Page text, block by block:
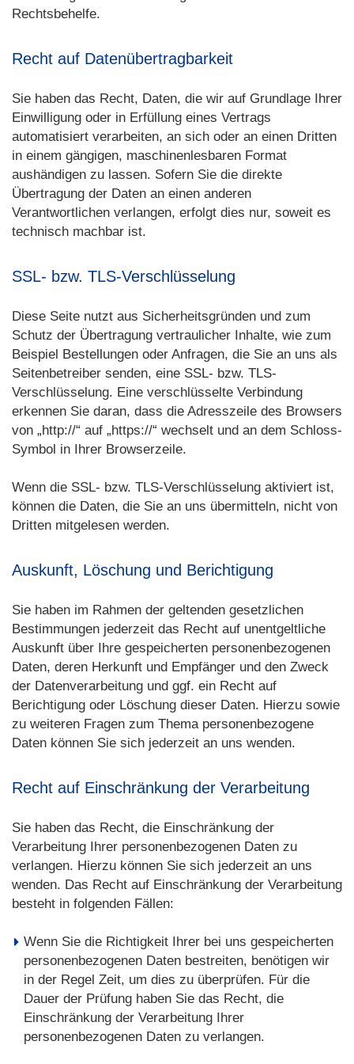
Rechtsbehelfe.
Recht auf Datenübertragbarkeit
Sie haben das Recht, Daten, die wir auf Grundlage Ihrer
Einwilligung oder in Erfüllung eines Vertrags
automatisiert verarbeiten, an sich oder an einen Dritten
in einem gängigen, maschinenlesbaren Format
aushändigen zu lassen. Sofern Sie die direkte
Übertragung der Daten an einen anderen
Verantwortlichen verlangen, erfolgt dies nur, soweit es
technisch machbar ist.
SSL- bzw. TLS-Verschlüsselung
Diese Seite nutzt aus Sicherheitsgründen und zum
Schutz der Übertragung vertraulicher Inhalte, wie zum
Beispiel Bestellungen oder Anfragen, die Sie an uns als
Seitenbetreiber senden, eine SSL- bzw. TLS-
Verschlüsselung. Eine verschlüsselte Verbindung
erkennen Sie daran, dass die Adresszeile des Browsers
von „http://“ auf „https://“ wechselt und an dem Schloss-
Symbol in Ihrer Browserzeile.
Wenn die SSL- bzw. TLS-Verschlüsselung aktiviert ist,
können die Daten, die Sie an uns übermitteln, nicht von
Dritten mitgelesen werden.
Auskunft, Löschung und Berichtigung
Sie haben im Rahmen der geltenden gesetzlichen
Bestimmungen jederzeit das Recht auf unentgeltliche
Auskunft über Ihre gespeicherten personenbezogenen
Daten, deren Herkunft und Empfänger und den Zweck
der Datenverarbeitung und ggf. ein Recht auf
Berichtigung oder Löschung dieser Daten. Hierzu sowie
zu weiteren Fragen zum Thema personenbezogene
Daten können Sie sich jederzeit an uns wenden.
Recht auf Einschränkung der Verarbeitung
Sie haben das Recht, die Einschränkung der
Verarbeitung Ihrer personenbezogenen Daten zu
verlangen. Hierzu können Sie sich jederzeit an uns
wenden. Das Recht auf Einschränkung der Verarbeitung
besteht in folgenden Fällen:
Wenn Sie die Richtigkeit Ihrer bei uns gespeicherten
personenbezogenen Daten bestreiten, benötigen wir
in der Regel Zeit, um dies zu überprüfen. Für die
Dauer der Prüfung haben Sie das Recht, die
Einschränkung der Verarbeitung Ihrer
personenbezogenen Daten zu verlangen.